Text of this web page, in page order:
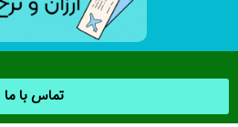
تماس با ما